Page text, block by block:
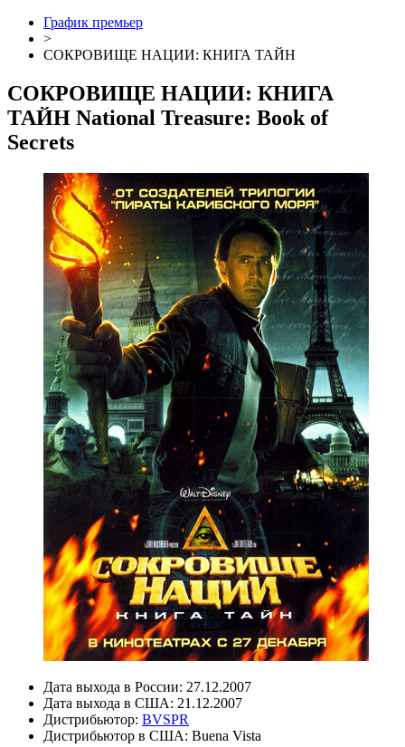
График премьер
>
СОКРОВИЩЕ НАЦИИ: КНИГА ТАЙН
СОКРОВИЩЕ НАЦИИ: КНИГА
ТАЙН National Treasure: Book of
Secrets
Дата выхода в России: 27.12.2007
Дата выхода в США: 21.12.2007
Дистрибьютор: BVSPR
Дистрибьютор в США: Buena Vista